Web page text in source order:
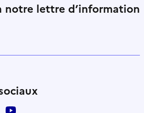
notre lettre d’information
Youtube